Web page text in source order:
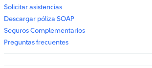
Solicitar asistencias
Descargar póliza SOAP
Seguros Complementarios
Preguntas frecuentes